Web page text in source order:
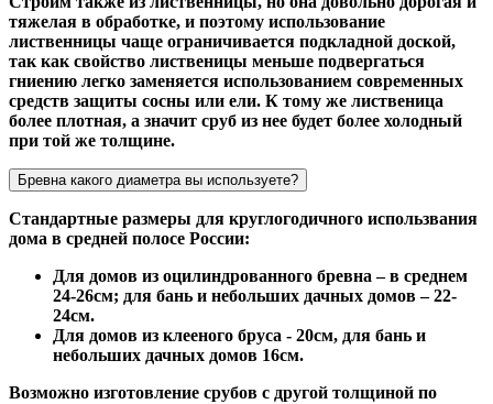
тяжелая в обработке, и поэтому использование
лиственницы чаще ограничивается подкладной доской,
так как свойство лиственицы меньше подвергаться
гниению легко заменяется использованием современных
средств защиты сосны или ели. К тому же лиственица
более плотная, а значит сруб из нее будет более холодный
при той же толщине.
Бревна какого диаметра вы используете?
Стандартные размеры для круглогодичного использвания
дома в средней полосе России:
Для домов из оцилиндрованного бревна – в среднем
24-26см; для бань и небольших дачных домов – 22-
24см.
Для домов из клееного бруса - 20см, для бань и
небольших дачных домов 16см.
Возможно изготовление срубов с другой толщиной по